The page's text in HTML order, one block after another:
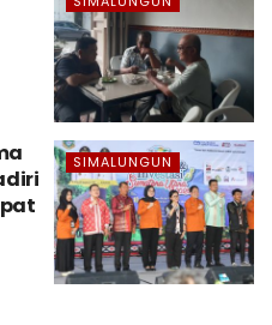
SIMALUNGUN